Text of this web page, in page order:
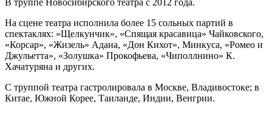
В труппе Новосибирского театра с 2012 года.
На сцене театра исполнила более 15 сольных партий в
спектаклях: «Щелкунчик», «Спящая красавица» Чайковского,
«Корсар», «Жизель» Адана, «Дон Кихот», Минкуса, «Ромео и
Джульетта», «Золушка» Прокофьева, «Чиполлнино» К.
Хачатуряна и других.
С труппой театра гастролировала в Москве, Владивостоке; в
Китае, Южной Корее, Таиланде, Индии, Венгрии.